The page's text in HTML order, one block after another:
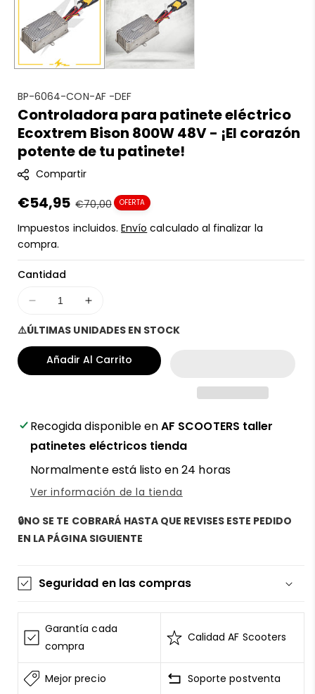
S
K
U
:
BP-6064-CON-AF -DEF
Controladora para patinete eléctrico
Ecoxtrem Bison 800W 48V - ¡El corazón
potente de tu patinete!
Compartir
Precio
en
oferta
€54,95 Precio
regular
€70,00 OFERTA
Impuestos incluidos.Envío calculado al finalizar la
compra.
Cantidad
Disminuir
cantidad
para
Controladora
para
Bison
800W
48V
-
corazón
de
tu
Aumentar
para
Controladora
para
Bison
800W
48V
-
corazón
potente
de
tu
⚠️ÚLTIMAS UNIDADES EN STOCK
Añadir Al Carrito
Recogida disponible enAF SCOOTERS taller
patinetes eléctricos tienda
Normalmente está listo en 24 horas
Ver información de la tienda
🔒NO SE TE COBRARÁ HASTA QUE REVISES ESTE PEDIDO
EN LA PÁGINA SIGUIENTE
Seguridad en las compras
La información de las tarjetas se mantiene
segura y sin riesgos
AF SCOOTERS
sigue el Estándar de Seguridad de
Datos para la Industria de Tarjeta de Pago
Todos los datos están cifrados
Garantía cada
compra
Calidad AF Scooters
Mejor precio Soporte postventa